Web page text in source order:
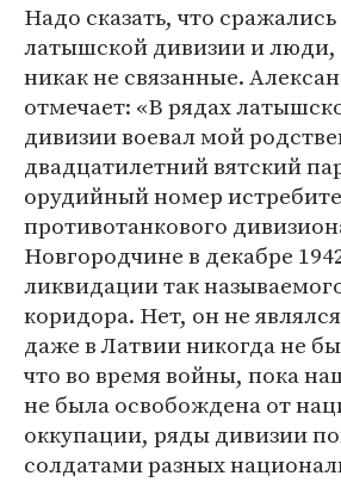
Надо сказать, что
латышской дивизии и люди,
никак не связанные.
отмечает: «В рядах
дивизии воевал мой
двадцатилетний вятский
орудийный номер
противотанкового
Новгородчине в декабре
ликвидации так
коридора. Нет, он не
даже в Латвии никогда не
что во время войны, пока
не была освобождена от
оккупации, ряды дивизии
солдатами разных